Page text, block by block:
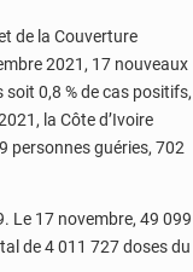
de la Couverture
2021, 17 nouveaux
0,8 % de cas positifs,
la Côte d’Ivoire
personnes guéries, 702
Le 17 novembre, 49 099
de 4 011 727 doses du